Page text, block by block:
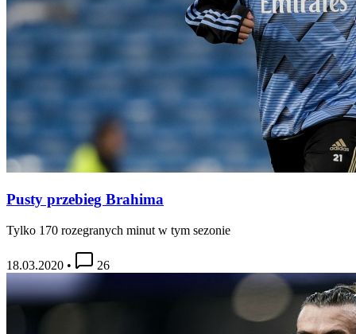
Pusty przebieg Brahima
Tylko 170 rozegranych minut w tym sezonie
18.03.2020 • 26